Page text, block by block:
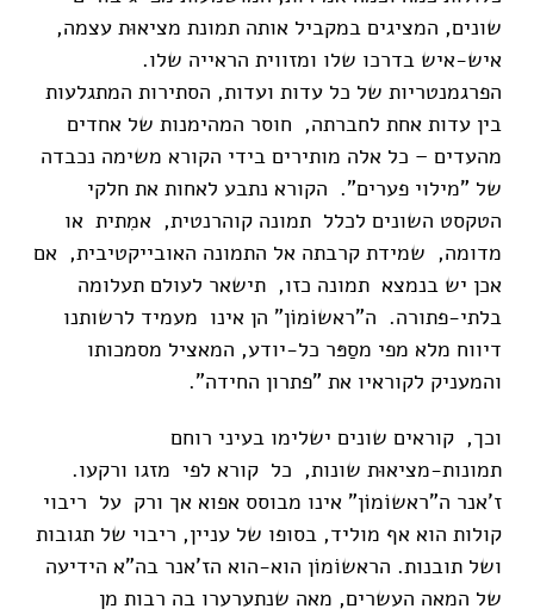
שונים, המציגים במקביל אותה תמונת מציאוּת עצמה,
איש-איש בדרכו שלו ומזווית הראייה שלו.
הפרגמנטריות של כל עדות ועדות, הסתירות המתגלעות
בין עדות אחת לחברתה, חוסר המהימנות של אחדים
מהעדים – כל אלה מותירים בידי הקורא משימה נכבדה
של "מילוי פערים". הקורא נתבע לאחות את חלקי
הטקסט השונים לכלל תמונה קוהרנטית, אמִתית או
מדומה, שמידת קרבתה אל התמונה האובייקטיבית, אם
אכן יש בנמצא תמונה כזו, תישאר לעולם תעלומה
בלתי-פתורה. ה"ראשוֹמוֹן" הן אינו מעמיד לרשותנו
דיווח מלא מפי מסַפּר כל-יודע, המאציל מסמכותו
והמעניק לקוראיו את "פתרון החידה".
וכך, קוראים שונים ישלימו בעיני רוחם
תמונות-מציאוּת שונות, כל קורא לפי מזגו ורקעו.
ז'אנר ה"ראשוֹמוֹן" אינו מבוסס אפוא אך ורק על ריבוי
קולות הוא אף מוליד, בסופו של עניין, ריבוי של תגובות
ושל תובנות. הראשוֹמוֹן הוא-הוא הז'אנר בה"א הידיעה
של המאה העשרים, מאה שנתערערו בה רבות מן